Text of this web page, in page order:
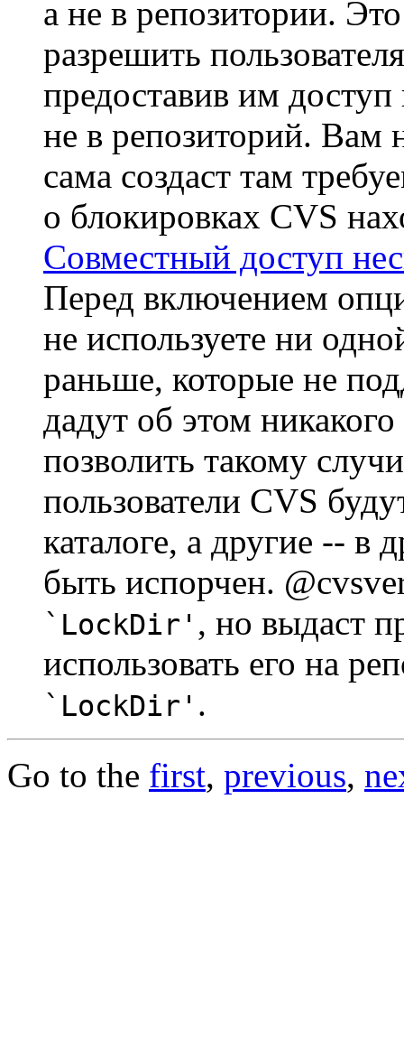
а не в репозитории.
разрешить
предоставив им доступ
не в репозиторий. Вам
сама создаст там
о блокировках CVS
Совместный доступ
Перед включением
не используете ни
раньше, которые не
дадут об этом
позволить такому
пользователи CVS
каталоге, а другие -- в
быть испорчен.
`LockDir' , но выдаст
использовать его на
`LockDir' .
Go to the first, previous,